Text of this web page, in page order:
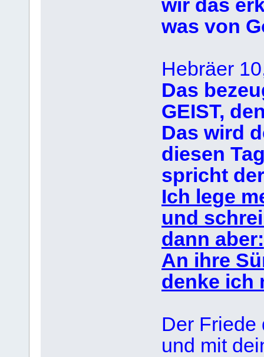
wir das
was von
Hebräer
Das
GEIST,
Das wird
diesen
spricht
Ich lege
und
dann aber:
An ihre
denke ich
Der Friede
und mit